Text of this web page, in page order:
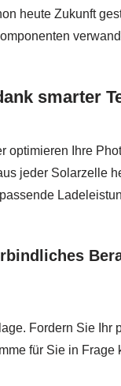
heute Zukunft
smarter
optimieren Ihre
jeder Solarzelle
Fordern Sie Ihr
für Sie in Frage